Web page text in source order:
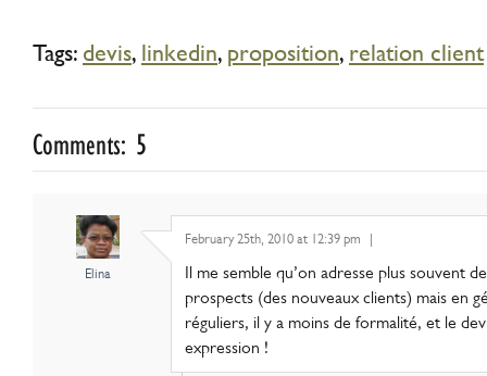
Tags: devis, linkedin, proposition, relation client
Comments: 5
Elina
February 25th, 2010 at 12:39 pm |
Il me semble qu’on adresse plus souvent
prospects (des nouveaux clients) mais en
réguliers, il y a moins de formalité, et le
expression !